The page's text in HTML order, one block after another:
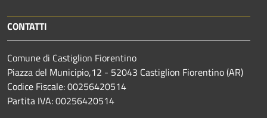
CONTATTI
Comune di Castiglion Fiorentino
Piazza del Municipio,12 - 52043 Castiglion Fiorentino (AR)
Codice Fiscale: 00256420514
Partita IVA: 00256420514